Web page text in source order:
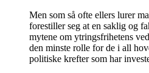
Men som så ofte ellers lurer
forestiller seg at en saklig og
mytene om ytringsfrihetens
den minste rolle for de i all
politiske krefter som har